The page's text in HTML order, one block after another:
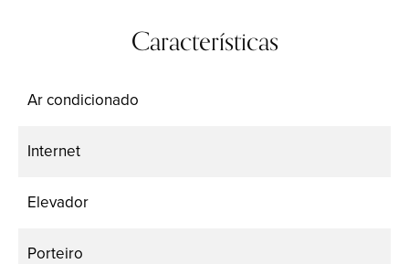
Características
Ar condicionado
Internet
Elevador
Porteiro